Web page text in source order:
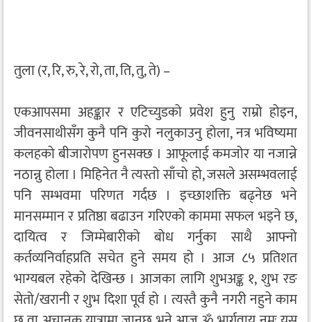
तुला (र, रि, रु, रे, रो, ता, ति, तु, ते) –
एकआपसमा अहङ्कार र एटिच्युडको प्रवेश हुनु राम्रो होइन,
जीवनसाथीसँग कुनै पनि कुरो नलुकाउनु होला, नत्र भविष्यमा
कलहको बीजारोपण हुनसक्छ । आफूलाई कमजोर या नजान्ने
नठान्नु होला । मिहिनेत नै त्यस्तो साँचो हो, जसले असम्भवलाई
पनि सम्भवमा परिणत गर्दछ । इच्छाशक्ति बढ्नेछ भने
मानसम्मान र प्रतिष्ठा बढाउन गरिएको काममा सफल भइने छ,
दायित्व र जिम्मेबारीको बोध गर्नुका साथै आफ्नो
कर्तव्यनिर्वाहप्रति सचेत हुने समय हो । आज ८५ प्रतिशत
भाग्यबल रहेको देखिन्छ । आजका लागि शुभअङ्क १, शुभ रङ
सेतो/खरानी र शुभ दिशा पूर्व हो । त्यस्तै कुनै नगरी नहुने काम